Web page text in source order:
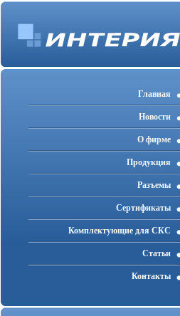
Главная
Новости
О фирме
Продукция
Разъемы
Cертификаты
Комплектующие для СКС
Статьи
Контакты